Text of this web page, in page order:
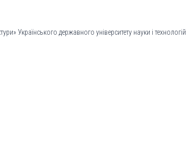
Українського державного університету науки і технологій